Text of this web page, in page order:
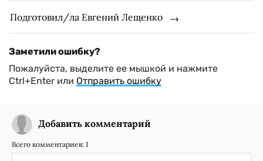
Подготовил/ла Евгений Лещенко
Заметили ошибку?
Пожалуйста, выделите ее мышкой и нажмите
Ctrl+Enter или Отправить ошибку
Добавить комментарий
Всего комментариев: 1